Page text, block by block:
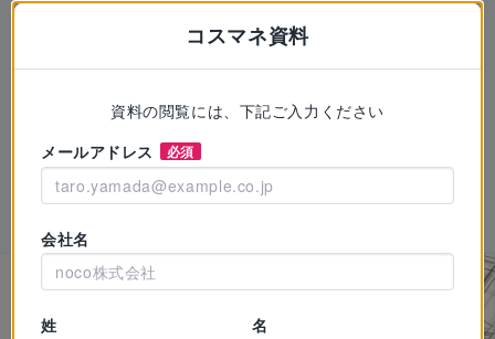
コスマネ資料
資料の閲覧には、下記ご入力ください
メールアドレス
必須
会社名
姓 名